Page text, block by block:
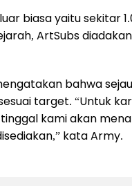
biasa yaitu sekitar
ArtSubs
bahwa
target. “Untuk
tinggal kami akan
kata Army.